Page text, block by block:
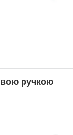
ручкою